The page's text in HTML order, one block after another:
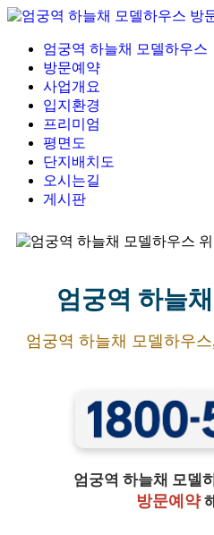
엄궁역 하늘채 모델하우스
방문예약
사업개요
입지환경
프리미엄
평면도
단지배치도
오시는길
게시판
엄궁역 하늘
엄궁역 하늘채 모델하우
엄궁역 하늘채 모델
방문예약